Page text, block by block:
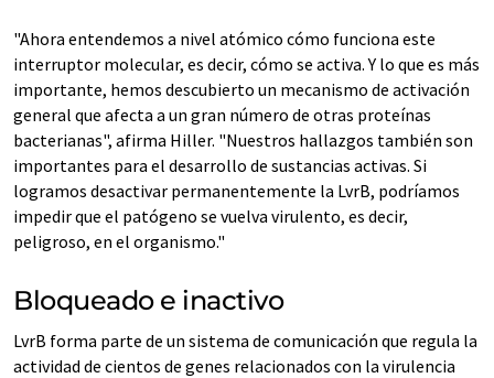
"Ahora entendemos a nivel atómico cómo funciona este
interruptor molecular, es decir, cómo se activa. Y lo que es más
importante, hemos descubierto un mecanismo de activación
general que afecta a un gran número de otras proteínas
bacterianas", afirma Hiller. "Nuestros hallazgos también son
importantes para el desarrollo de sustancias activas. Si
logramos desactivar permanentemente la LvrB, podríamos
impedir que el patógeno se vuelva virulento, es decir,
peligroso, en el organismo."
Bloqueado e inactivo
LvrB forma parte de un sistema de comunicación que regula la
actividad de cientos de genes relacionados con la virulencia